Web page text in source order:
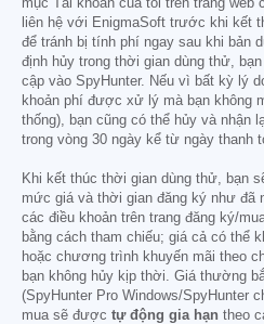
liên hệ với EnigmaSoft trước khi kết
để tránh bị tính phí ngay sau khi bản
định hủy trong thời gian dùng thử,
cập vào SpyHunter. Nếu vì bất kỳ lý
khoản phí được xử lý mà bạn không
thống), bạn cũng có thể hủy và nhận
trong vòng 30 ngày kể từ ngày thanh
Khi kết thúc thời gian dùng thử, bạn
mức giá và thời gian đăng ký như đã
các điều khoản trên trang đăng ký/
bằng cách tham chiếu; giá cả có thể
hoặc chương trình khuyến mãi theo
bạn không hủy kịp thời. Giá thường
(SpyHunter Pro Windows/SpyHunter
mua sẽ được tự động gia hạn theo